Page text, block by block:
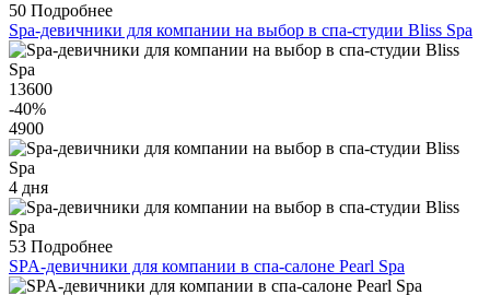
50 Подробнее
Spa-девичники для компании на выбор в спа-студии Bliss Spa
13600
-40%
4900
4 дня
53 Подробнее
SPA-девичники для компании в спа-салоне Pearl Spa